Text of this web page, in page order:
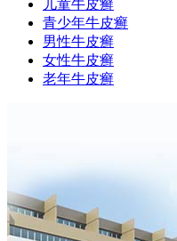
儿童牛皮癣
青少年牛皮癣
男性牛皮癣
女性牛皮癣
老年牛皮癣